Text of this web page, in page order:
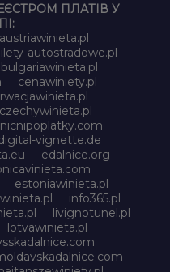
ПЛАТІВ У
austriawinieta.pl
autostradowe.pl
bulgariawinieta.pl
cenawiniety.pl
czechywinieta.pl
vignette.de
edalnice.org
estoniawinieta.pl
info365.pl
livignotunel.pl
lotvawinieta.pl